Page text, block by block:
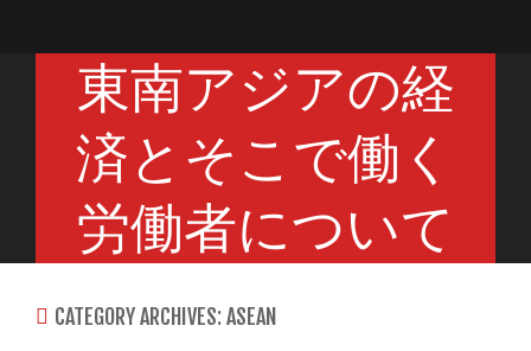
東南アジアの経
済とそこで働く
労働者について
CATEGORY ARCHIVES: ASEAN